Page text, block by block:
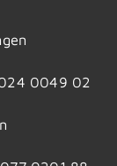
0049 02